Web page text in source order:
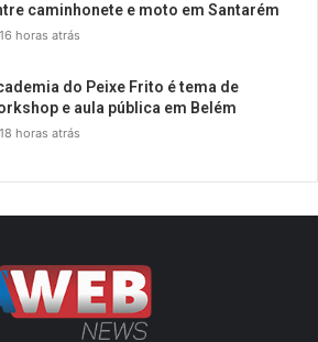
caminhonete e moto em Santarém
16 horas atrás
do Peixe Frito é tema de
e aula pública em Belém
18 horas atrás